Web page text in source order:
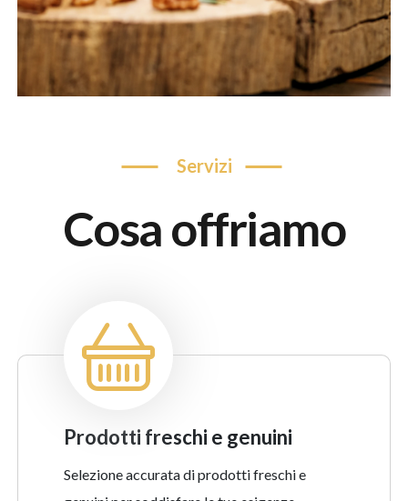
servizi
cosa offriamo
prodotti freschi e genuini
Selezione accurata di prodotti freschi e